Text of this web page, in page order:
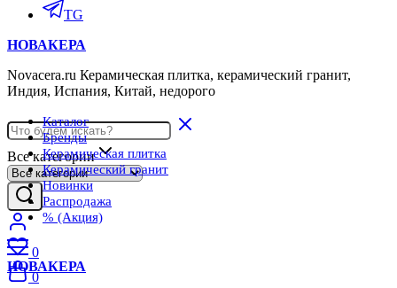
TG
НОВАКЕРА
Novacera.ru Керамическая плитка, керамический гранит,
Индия, Испания, Китай, недорого
Все категории
0
0
Каталог
Бренды
Керамическая плитка
Керамический гранит
Новинки
Распродажа
% (Акция)
НОВАКЕРА